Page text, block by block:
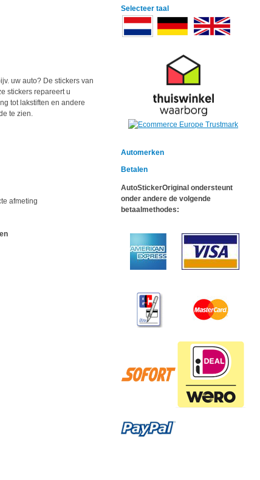
uw auto? De stickers van
stickers repareert u
tot lakstiften en andere
te zien.
afmeting
Selecteer taal
Automerken
Betalen
AutoStickerOriginal ondersteunt
onder andere de volgende
betaalmethodes: